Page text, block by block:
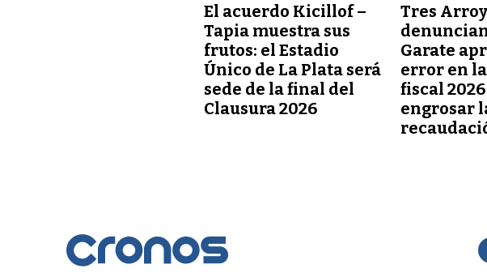
El acuerdo Kicillof –
Tapia muestra sus
frutos: el Estadio
Único de La Plata será
sede de la final del
Clausura 2026
Tres
Garate
error en
fiscal
engrosar